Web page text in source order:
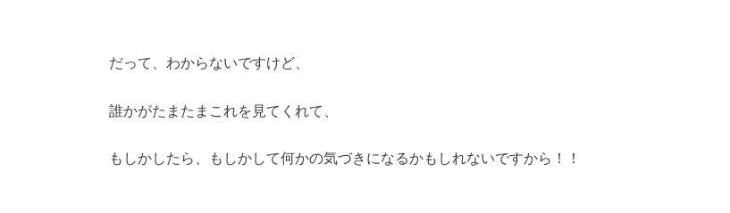
だって、わからないですけど、
誰かがたまたまこれを見てくれて、
もしかしたら、もしかして何かの気づきになるかもしれないですから！！